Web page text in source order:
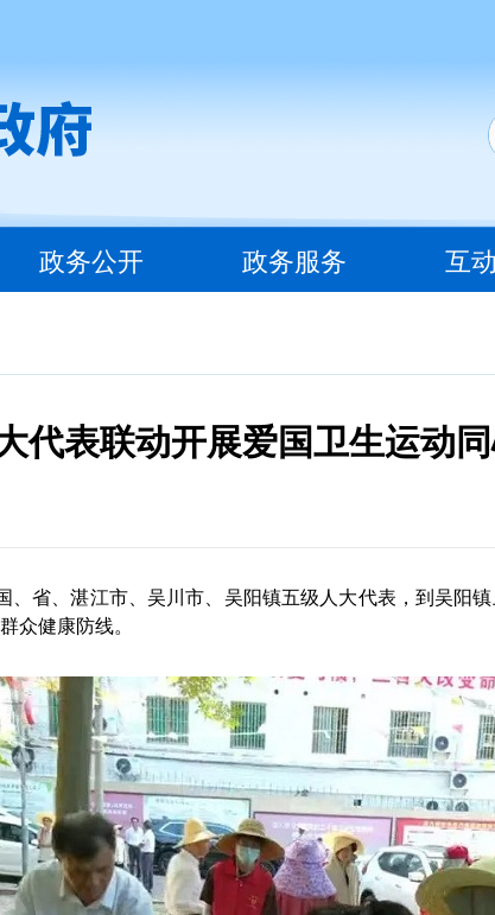
政务公开 政务服务 互
代表联动开展爱国卫生运动
、湛江市、吴川市、吴阳镇五级人大代表，到吴阳镇
众健康防线。